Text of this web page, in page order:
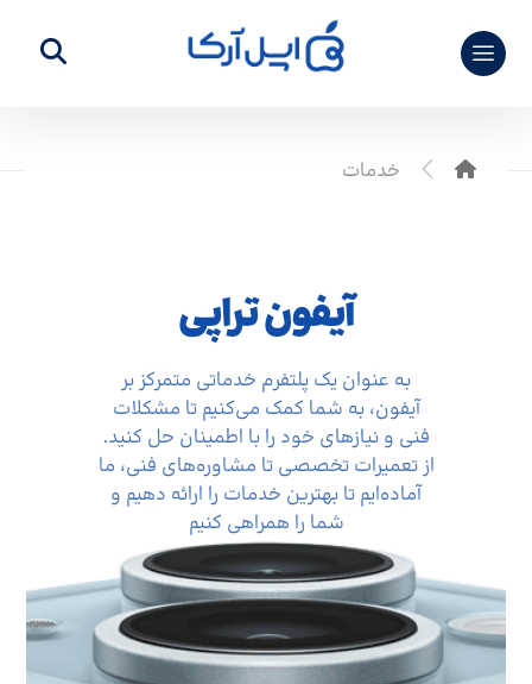
خدمات
آیفون تراپی
به عنوان یک پلتفرم خدماتی متمرکز بر
آیفون، به شما کمک می‌کنیم تا مشکلات
فنی و نیازهای خود را با اطمینان حل کنید.
از تعمیرات تخصصی تا مشاوره‌های فنی، ما
آماده‌ایم تا بهترین خدمات را ارائه دهیم و
شما را همراهی کنیم